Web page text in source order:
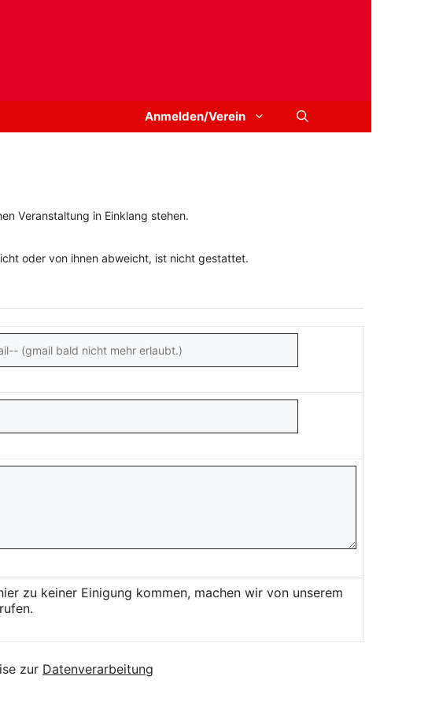
Anmelden/Verein
Veranstaltung in Einklang stehen.
oder von ihnen abweicht, ist nicht gestattet.
zu keiner Einigung kommen, machen wir von unserem
zur Datenverarbeitung